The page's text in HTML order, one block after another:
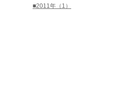
■2011年（1）